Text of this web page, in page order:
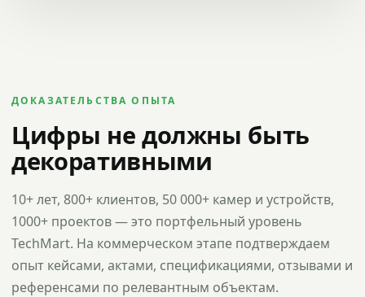
ДОКАЗАТЕЛЬСТВА ОПЫТА
Цифры не должны быть
декоративными
10+ лет, 800+ клиентов, 50 000+ камер и устройств,
1000+ проектов — это портфельный уровень
TechMart. На коммерческом этапе подтверждаем
опыт кейсами, актами, спецификациями, отзывами и
референсами по релевантным объектам.